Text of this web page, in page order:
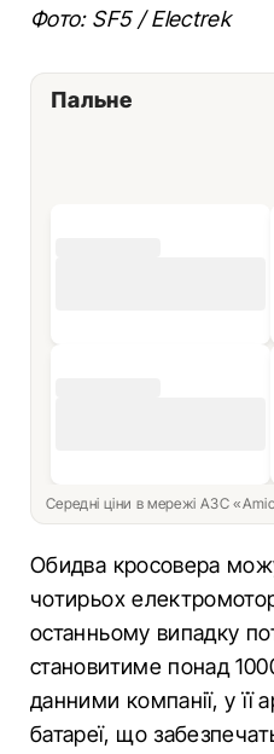
Фото: SF5 / Electrek
Пальне
Середні ціни в мережі АЗС
Обидва кросовера
чотирьох
останньому випадку
становитиме понад
данними компанії, у її
батареї, що